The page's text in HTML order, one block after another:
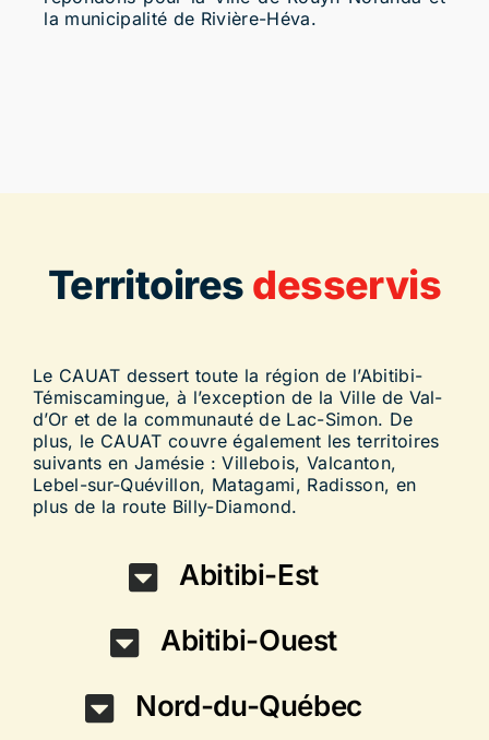
la municipalité de Rivière-Héva.
Territoires desservis
Le CAUAT dessert toute la région de l’Abitibi-
Témiscamingue, à l’exception de la Ville de Val-
d’Or et de la communauté de Lac-Simon. De
plus, le CAUAT couvre également les territoires
suivants en Jamésie : Villebois, Valcanton,
Lebel-sur-Quévillon, Matagami, Radisson, en
plus de la route Billy-Diamond.
Abitibi-Est
Abitibi-Ouest
Nord-du-Québec